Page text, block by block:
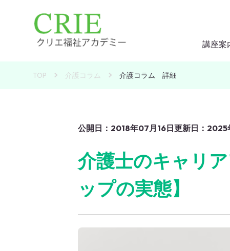
講座案
実務
特待
TOP 介護コラム 介護コラム 詳細
公開日：2018年07月16日更新日：2025
介護士のキャリ
ップの実態】